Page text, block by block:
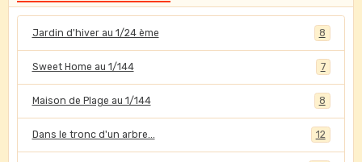
Jardin d'hiver au 1/24 ème 8
Sweet Home au 1/144 7
Maison de Plage au 1/144 8
Dans le tronc d'un arbre... 12